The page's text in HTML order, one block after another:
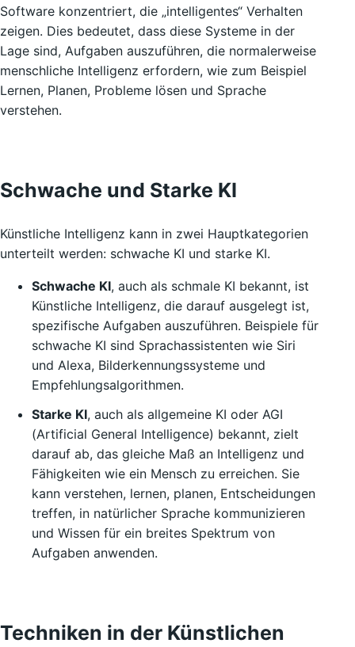
Software konzentriert, die „intelligentes“ Verhalten
zeigen. Dies bedeutet, dass diese Systeme in der
Lage sind, Aufgaben auszuführen, die normalerweise
menschliche Intelligenz erfordern, wie zum Beispiel
Lernen, Planen, Probleme lösen und Sprache
verstehen.
Schwache und Starke KI
Künstliche Intelligenz kann in zwei Hauptkategorien
unterteilt werden: schwache KI und starke KI.
Schwache KI, auch als schmale KI bekannt, ist
Künstliche Intelligenz, die darauf ausgelegt ist,
spezifische Aufgaben auszuführen. Beispiele für
schwache KI sind Sprachassistenten wie Siri
und Alexa, Bilderkennungssysteme und
Empfehlungsalgorithmen.
Starke KI, auch als allgemeine KI oder AGI
(Artificial General Intelligence) bekannt, zielt
darauf ab, das gleiche Maß an Intelligenz und
Fähigkeiten wie ein Mensch zu erreichen. Sie
kann verstehen, lernen, planen, Entscheidungen
treffen, in natürlicher Sprache kommunizieren
und Wissen für ein breites Spektrum von
Aufgaben anwenden.
Techniken in der Künstlichen